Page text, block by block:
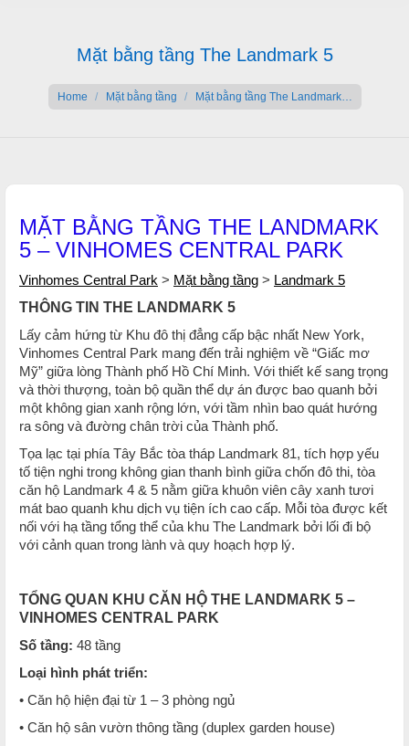
Mặt bằng tầng The Landmark 5
Home Mặt bằng tầng Mặt bằng tầng The Landmark…
MẶT BẰNG TẦNG THE LANDMARK
5 – VINHOMES CENTRAL PARK
Vinhomes Central Park > Mặt bằng tầng > Landmark 5
THÔNG TIN THE LANDMARK 5
Lấy cảm hứng từ Khu đô thị đẳng cấp bậc nhất New York,
Vinhomes Central Park mang đến trải nghiệm về “Giấc mơ
Mỹ” giữa lòng Thành phố Hồ Chí Minh. Với thiết kế sang trọng
và thời thượng, toàn bộ quần thể dự án được bao quanh bởi
một không gian xanh rộng lớn, với tầm nhìn bao quát hướng
ra sông và đường chân trời của Thành phố.
Tọa lạc tại phía Tây Bắc tòa tháp Landmark 81, tích hợp yếu
tố tiện nghi trong không gian thanh bình giữa chốn đô thi, tòa
căn hộ Landmark 4 & 5 nằm giữa khuôn viên cây xanh tươi
mát bao quanh khu dịch vụ tiện ích cao cấp. Mỗi tòa được kết
nối với hạ tầng tổng thể của khu The Landmark bởi lối đi bộ
với cảnh quan trong lành và quy hoạch hợp lý.
TỔNG QUAN KHU CĂN HỘ THE LANDMARK 5 –
VINHOMES CENTRAL PARK
Số tầng: 48 tầng
Loại hình phát triển:
• Căn hộ hiện đại từ 1 – 3 phòng ngủ
• Căn hộ sân vườn thông tầng (duplex garden house)